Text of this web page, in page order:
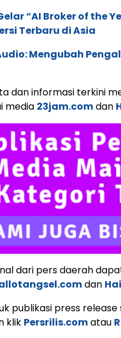
“AI Broker of the
Terbaru di Asia
Mengubah
dan informasi terkini
media 23jam.comdan
dari pers daerah
dan
publikasi press
klik Persrilis.comatau